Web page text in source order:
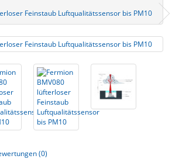
Feinstaub Luftqualitätssensor bis PM10
(0)